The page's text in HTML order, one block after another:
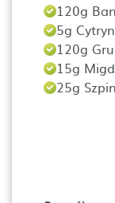
120g
5g
120g
15g
25g